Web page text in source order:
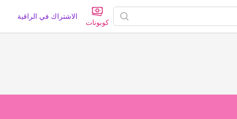
كوبونات
الاشتراك في الراقية